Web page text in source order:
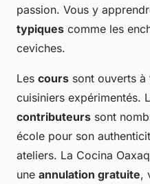
passion. Vous y
typiques comme les
ceviches.
Les cours sont ouverts à
cuisiniers expérimentés.
contributeurs sont
école pour son
ateliers. La Cocina
une annulation gratuite,